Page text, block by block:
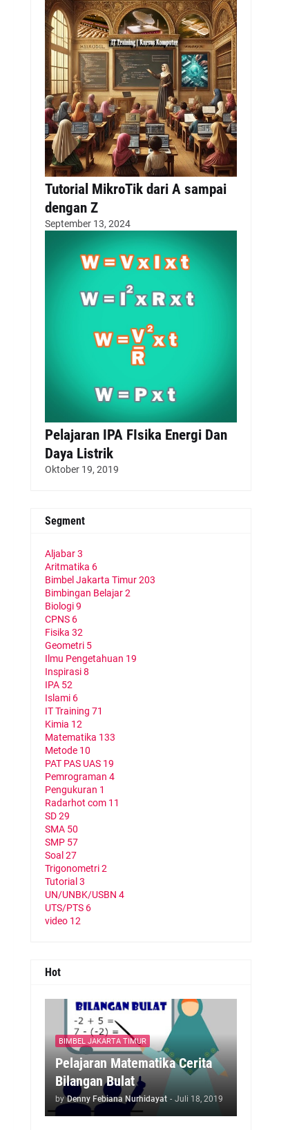
Tutorial MikroTik dari A sampai
dengan Z
September 13, 2024
Pelajaran IPA FIsika Energi Dan
Daya Listrik
Oktober 19, 2019
Segment
Aljabar3
Aritmatika 6
Bimbel Jakarta Timur203
Bimbingan Belajar2
Biologi9
CPNS 6
Fisika 32
Geometri 5
Ilmu Pengetahuan 19
Inspirasi8
IPA 52
Islami 6
IT Training 71
Kimia 12
Matematika 133
Metode 10
PAT PAS UAS 19
Pemrograman 4
Pengukuran 1
Radarhot com 11
SD29
SMA 50
SMP 57
Soal 27
Trigonometri2
Tutorial 3
UN/UNBK/USBN 4
UTS/PTS 6
video 12
Hot
BIMBEL JAKARTA TIMUR
Pelajaran Matematika Cerita
Bilangan Bulat
by Denny Febiana Nurhidayat - Juli 18, 2019